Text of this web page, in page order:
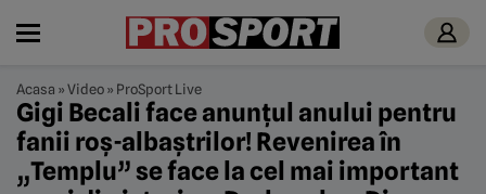
Acasa »Video» ProSport Live
Gigi Becali face anunțul anului pentru
fanii roș-albaștrilor! Revenirea în
„Templu” se face la cel mai important